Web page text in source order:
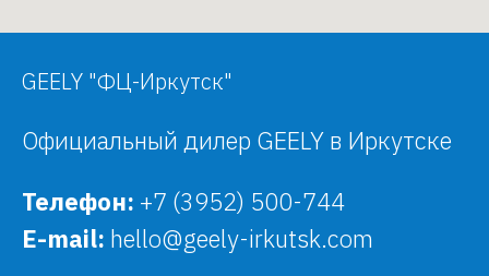
GEELY "ФЦ-Иркутск"
Официальный дилер GEELY в Иркутске
Телефон: +7 (3952) 500-744
E-mail: hello@geely-irkutsk.com